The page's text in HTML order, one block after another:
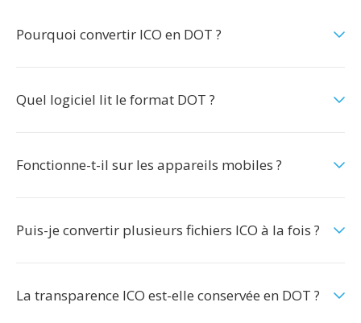
Pourquoi convertir ICO en DOT ?
Quel logiciel lit le format DOT ?
Fonctionne-t-il sur les appareils mobiles ?
Puis-je convertir plusieurs fichiers ICO à la fois ?
La transparence ICO est-elle conservée en DOT ?